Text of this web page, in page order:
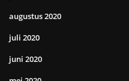
augustus 2020
juli 2020
juni 2020